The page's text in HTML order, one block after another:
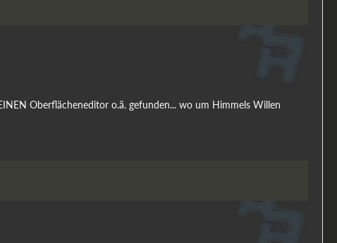
Oberflächeneditor o.ä. gefunden... wo um Himmels Willen